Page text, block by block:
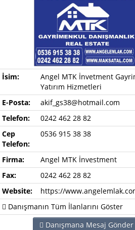
İsim:
Angel MTK İnvetment
Yatırım Hizmetleri
E-Posta:
akif_gs38@hotmail.com
Telefon:
0242 462 28 82
Cep
Telefon:
0536 915 38 38
Firma:
Angel MTK İnvestment
Fax:
0242 462 28 82
Website:
https://
Danışmanın Tüm İlanlarını Göster
Danışmana Mesaj Gönder